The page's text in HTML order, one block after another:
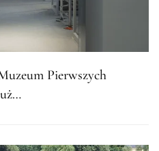
Pierwszych